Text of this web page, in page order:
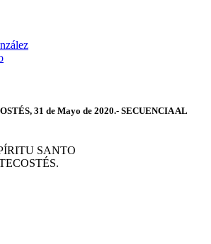
31 de Mayo de 2020.- SECUENCIA AL
SANTO